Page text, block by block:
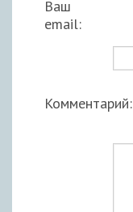
Ваш
email:
Комментарий: